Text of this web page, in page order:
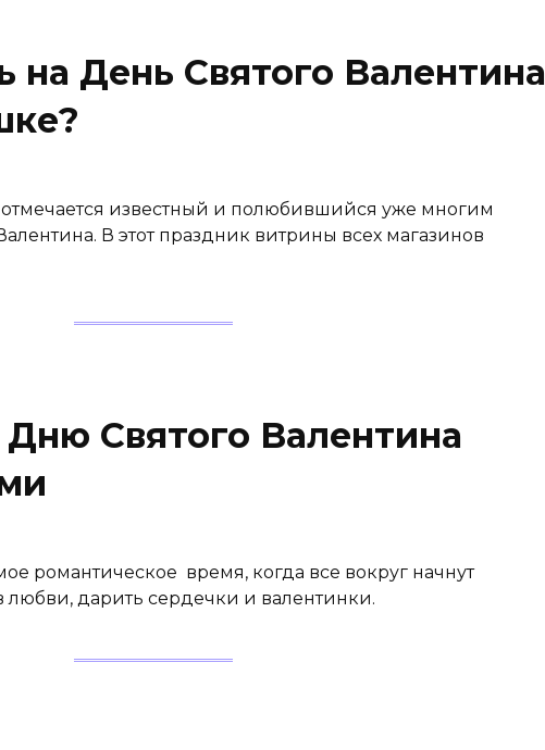
на День Святого Валентина
известный и полюбившийся уже многим
В этот праздник витрины всех магазинов
Святого Валентина
романтическое время, когда все вокруг начнут
любви, дарить сердечки и валентинки.